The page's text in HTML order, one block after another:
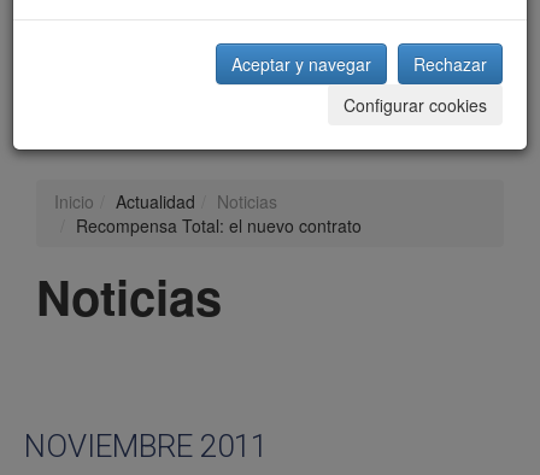
Inicio Actualidad
Noticias
Recompensa Total: el nuevo contrato
Noticias
NOVIEMBRE 2011
Aceptar y navegar
Rechazar
Configurar cookies